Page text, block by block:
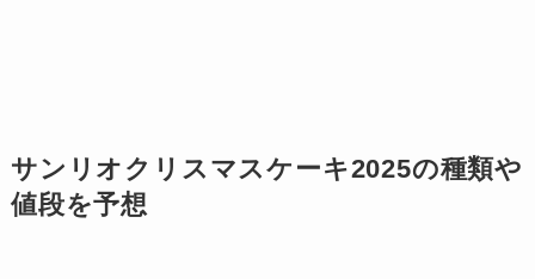
サンリオクリスマスケーキ2025の種類や
値段を予想